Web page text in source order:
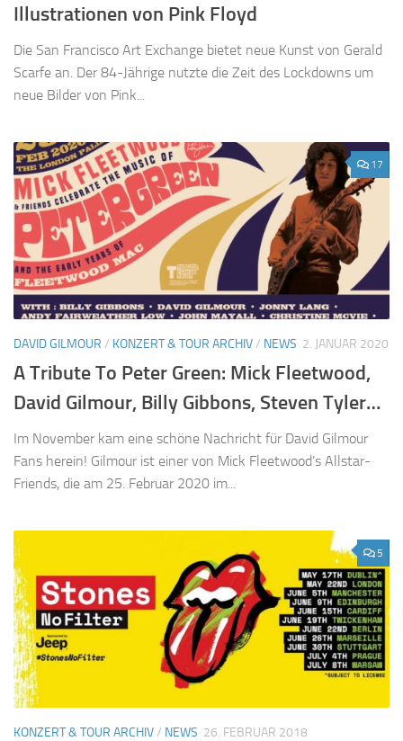
Illustrationen von Pink Floyd
Die San Francisco Art Exchange bietet neue Kunst von Gerald
Scarfe an. Der 84-Jährige nutzte die Zeit des Lockdowns um
neue Bilder von Pink...
17
DAVID GILMOUR / KONZERT & TOUR ARCHIV/ NEWS 2. JANUAR 2020
A Tribute To Peter Green: Mick Fleetwood,
David Gilmour, Billy Gibbons, Steven Tyler…
Im November kam eine schöne Nachricht für David Gilmour
Fans herein! Gilmour ist einer von Mick Fleetwood’s Allstar-
Friends, die am 25. Februar 2020 im...
5
KONZERT & TOUR ARCHIV/ NEWS 26. FEBRUAR 2018